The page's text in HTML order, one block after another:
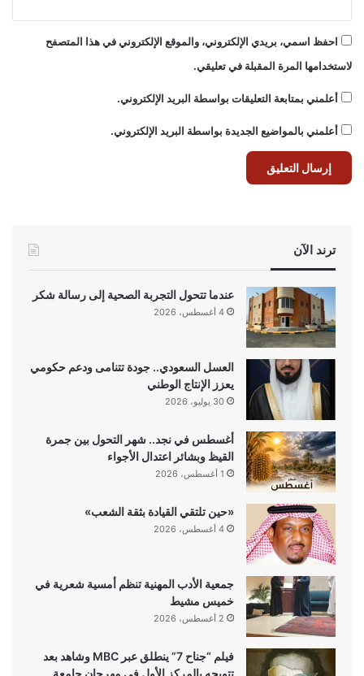
احفظ اسمي، بريدي الإلكتروني، والموقع الإلكتروني في هذا المتصفح
لاستخدامها المرة المقبلة في تعليقي.
أعلمني بمتابعة التعليقات بواسطة البريد الإلكتروني.
أعلمني بالمواضيع الجديدة بواسطة البريد الإلكتروني.
ترند الآن
عندما تتحول التجربة الصحية إلى رسالة شكر
4 أغسطس، 2026
العسل السعودي.. جودة تتنامى ودعم حكومي
يعزز الإنتاج الوطني
30 يوليو، 2026
أغسطس في نجد.. شهر التحول بين جمرة
القيظ وبشائر اعتدال الأجواء
1 أغسطس، 2026
«حين تلتقي القيادة بثقة الشعب»
4 أغسطس، 2026
جمعية الأدب المهنية تنظم أمسية شعرية في
خميس مشيط
2 أغسطس، 2026
فيلم “جناح 7” ينطلق عبر MBC وشاهد بعد
تتويجه بالمركز الأول في مهرجان جامعة